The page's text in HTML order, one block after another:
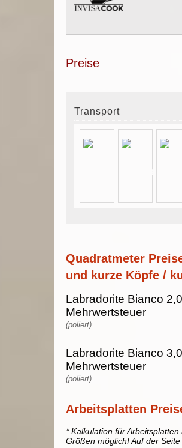
Preise
Transport
Quadratmeter
und kurze Köpfe /
Labradorite Bianco
Mehrwertsteuer
(poliert)
Labradorite Bianco
Mehrwertsteuer
(poliert)
Arbeitsplatten
* Kalkulation für
Größen möglich! Auf der